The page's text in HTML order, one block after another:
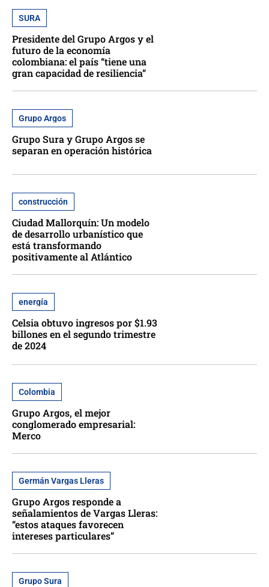
SURA
Presidente del Grupo Argos y el
futuro de la economía
colombiana: el país “tiene una
gran capacidad de resiliencia”
Grupo Argos
Grupo Sura y Grupo Argos se
separan en operación histórica
construcción
Ciudad Mallorquín: Un modelo
de desarrollo urbanístico que
está transformando
positivamente al Atlántico
energía
Celsia obtuvo ingresos por $1.93
billones en el segundo trimestre
de 2024
Colombia
Grupo Argos, el mejor
conglomerado empresarial:
Merco
Germán Vargas Lleras
Grupo Argos responde a
señalamientos de Vargas Lleras:
“estos ataques favorecen
intereses particulares”
Grupo Sura